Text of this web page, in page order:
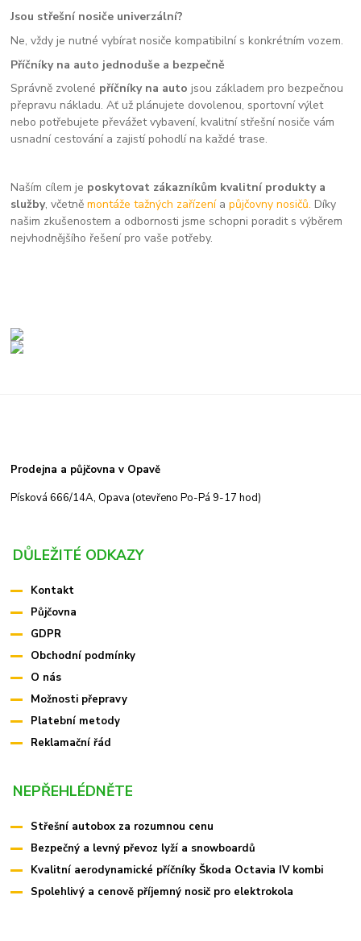
Jsou střešní nosiče univerzální?
Ne, vždy je nutné vybírat nosiče kompatibilní s konkrétním vozem.
Příčníky na auto jednoduše a bezpečně
Správně zvolené příčníky na auto jsou základem pro bezpečnou
přepravu nákladu. Ať už plánujete dovolenou, sportovní výlet
nebo potřebujete převážet vybavení, kvalitní střešní nosiče vám
usnadní cestování a zajistí pohodlí na každé trase.
Naším cílem je poskytovat zákazníkům kvalitní produkty a
služby, včetněmontáže tažných zařízení apůjčovny nosičů. Díky
našim zkušenostem a odbornosti jsme schopni poradit s výběrem
nejvhodnějšího řešení pro vaše potřeby.
Prodejna a půjčovna v Opavě
Písková 666/14A, Opava (otevřeno Po-Pá 9-17 hod)
DŮLEŽITÉ ODKAZY
Kontakt
Půjčovna
GDPR
Obchodní podmínky
O nás
Možnosti přepravy
Platební metody
Reklamační řád
NEPŘEHLÉDNĚTE
Střešní autobox za rozumnou cenu
Bezpečný a levný převoz lyží a snowboardů
Kvalitní aerodynamické příčníky Škoda Octavia IV kombi
Spolehlivý a cenově příjemný nosič pro elektrokola